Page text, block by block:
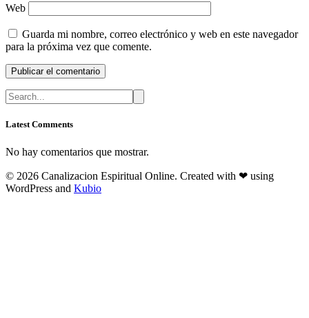
Web
Guarda mi nombre, correo electrónico y web en este navegador
para la próxima vez que comente.
Latest Comments
No hay comentarios que mostrar.
© 2026 Canalizacion Espiritual Online. Created with ❤ using
WordPress and Kubio